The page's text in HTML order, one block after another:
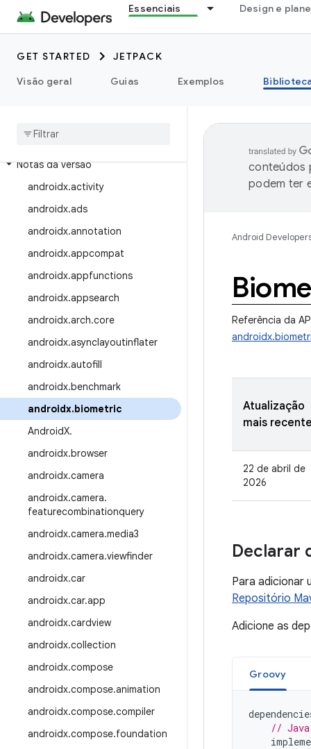
Essenciais Design e
GET STARTED
JETPACK
Visão geral
Guias Exemplos
Notas da versão
androidx.activity
androidx.ads
androidx.annotation
androidx.appcompat
androidx.appfunctions
androidx.appsearch
androidx.arch.core
androidx.asynclayoutinflater
androidx.autofill
androidx.benchmark
androidx.biometric
AndroidX.
androidx.browser
androidx.camera
androidx.camera.
featurecombinationquery
androidx.camera.media3
androidx.camera.viewfinder
androidx.car
androidx.car.app
androidx.cardview
androidx.collection
androidx.compose
androidx.compose.animation
androidx.compose.compiler
androidx.compose.foundation
conteúdos
podem ter
Android
Referência da
Atualização
mais
22 de abril de
2026
Declarar
Para adicionar
Repositório
Adicione as
Groovy
// Java